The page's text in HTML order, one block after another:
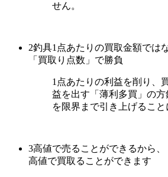
せん。
2釣具1点あたりの買取金額では
「買取り点数」で勝負
1点あたりの利益を削り、
益を出す「薄利多買」の
を限界まで引き上げること
3高値で売ることができるから、
高値で買取ることができます